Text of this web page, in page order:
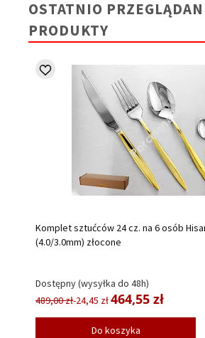
OSTATNIO
PRODUKTY
Komplet sztućców 24 cz. na 6 osób
(4.0/3.0mm) złocone
Dostępny (wysyłka do 48h)
489,00 zł-24,45 zł464,55 zł
Do koszyka